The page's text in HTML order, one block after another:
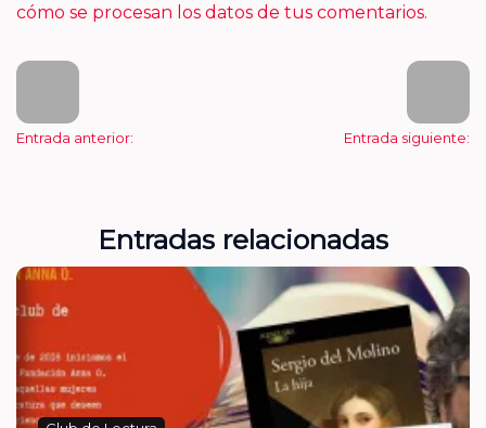
cómo se procesan los datos de tus comentarios.
Entrada anterior: Entrada siguiente:
Entradas relacionadas